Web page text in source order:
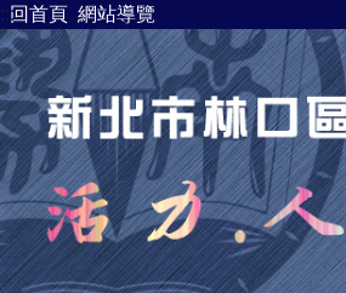
跳
到
主
要
內
容
區
:::回首頁 網站導覽